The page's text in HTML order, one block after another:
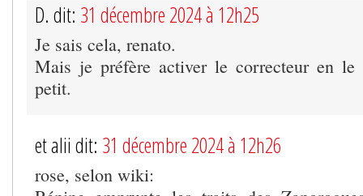
D. dit: 31 décembre 2024 à 12h25
Je sais cela, renato.
Mais je préfère activer le correcteur en le
petit.
et alii dit: 31 décembre 2024 à 12h26
rose, selon wiki: